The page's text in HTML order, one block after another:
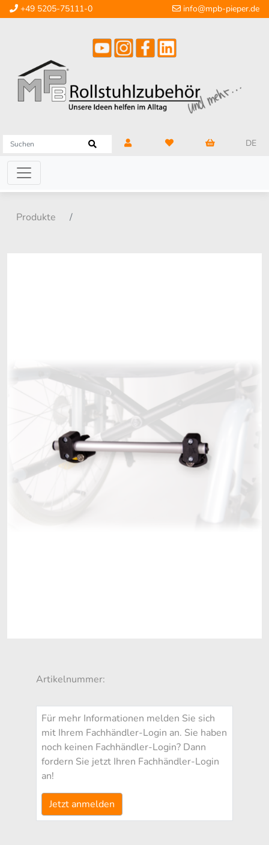
+49 5205-75111-0 info@mpb-pieper.de
DE
Produkte
Artikelnummer:
Für mehr Informationen melden Sie sich
mit Ihrem Fachhändler-Login an. Sie haben
noch keinen Fachhändler-Login? Dann
fordern Sie jetzt Ihren Fachhändler-Login
an!
Jetzt anmelden